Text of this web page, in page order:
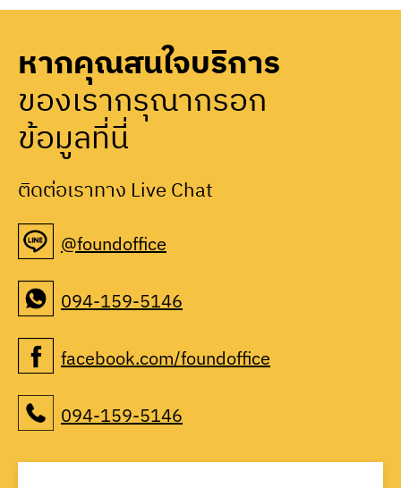
หากคุณสนใจบริการ
ของเรากรุณากรอก
ข้อมูลที่นี่
ติดต่อเราทาง Live Chat
@foundoffice
094-159-5146
facebook.com/foundoffice
094-159-5146